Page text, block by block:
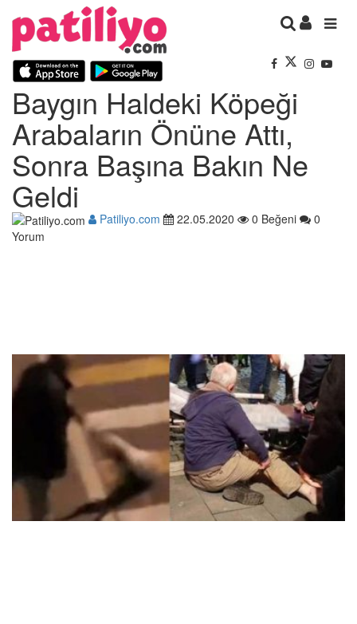
Baygın Haldeki Köpeği
Arabaların Önüne Attı,
Sonra Başına Bakın Ne
Geldi
Patiliyo.com 22.05.2020 0 Beğeni
0
Yorum